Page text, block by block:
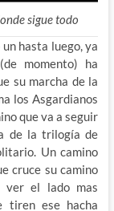
sigue todo
hasta luego, ya
momento) ha
su marcha de la
los Asgardianos
que va a seguir
de la trilogía de
Un camino
cruce su camino
ver el lado mas
tiren ese hacha